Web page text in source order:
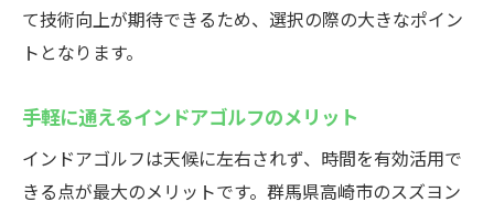
て技術向上が期待できるため、選択の際の大きなポイン
トとなります。
手軽に通えるインドアゴルフのメリット
インドアゴルフは天候に左右されず、時間を有効活用で
きる点が最大のメリットです。群馬県高崎市のスズヨン